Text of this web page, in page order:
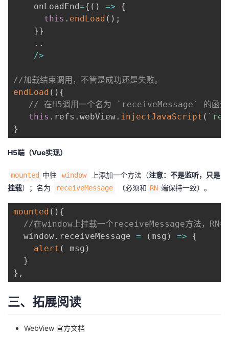
    onLoadEnd
={ ( ) =>
{
this . endLoad ( ) ;
}}
. .
/>
//加载结束调用，不管是成功还是失败。
endLoad ( ) {
// 在H5调用一个名为 `receiveMessage`
this . refs . webView. injectJavaScript ( `
}
H5端（Vue实现）
mounted 中往 window 上添加一个方法（注意：不是监听，只是
挂载）；名为 receiveMessage （必须和 RN 端保持一致）。
mounted ( ) {
//在window上挂载一个receiveMessage方法，RN会
  window
. receiveMessage = ( msg ) =>
{
alert ( msg )
}
} ,
三、拓展阅读
WebView 官方文档